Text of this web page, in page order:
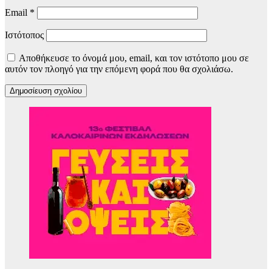
Email *
Ιστότοπος
Αποθήκευσε το όνομά μου, email, και τον ιστότοπο μου σε
αυτόν τον πλοηγό για την επόμενη φορά που θα σχολιάσω.